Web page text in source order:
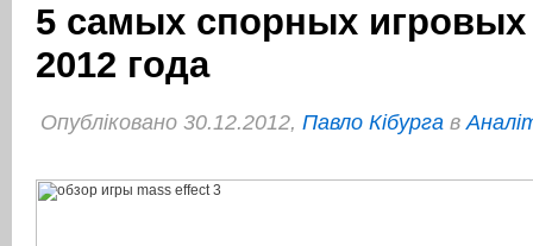
5 самых спорных игровых
2012 года
Опубліковано 30.12.2012, Павло Кібурга в